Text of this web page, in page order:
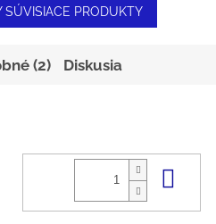
SÚVISIACE PRODUKTY
(2) Diskusia